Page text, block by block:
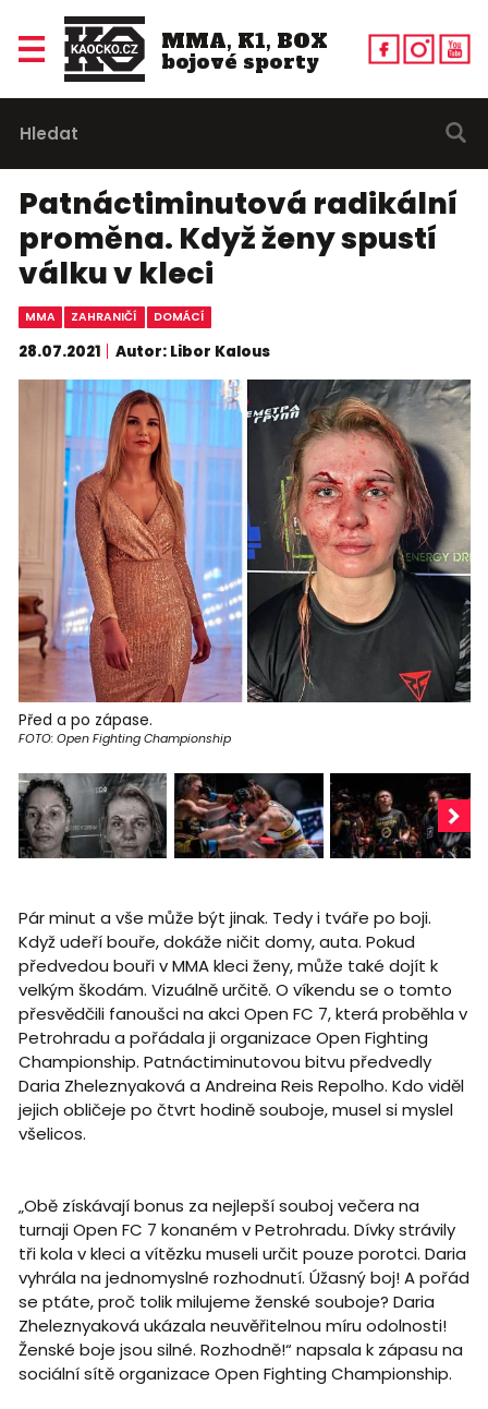
MMA, K1, BOX
bojové sporty
Patnáctiminutová radikální
proměna. Když ženy spustí
válku v kleci
MMA ZAHRANIČÍ DOMÁCÍ
28.07.2021 Autor: Libor Kalous
Před a po zápase.
FOTO: Open Fighting Championship
Pár minut a vše může být jinak. Tedy i tváře po boji.
Když udeří bouře, dokáže ničit domy, auta. Pokud
předvedou bouři v MMA kleci ženy, může také dojít k
velkým škodám. Vizuálně určitě. O víkendu se o tomto
přesvědčili fanoušci na akci Open FC 7, která proběhla v
Petrohradu a pořádala ji organizace Open Fighting
Championship. Patnáctiminutovou bitvu předvedly
Daria Zheleznyaková a Andreina Reis Repolho. Kdo viděl
jejich obličeje po čtvrt hodině souboje, musel si myslel
všelicos.
„Obě získávají bonus za nejlepší souboj večera na
turnaji Open FC 7 konaném v Petrohradu. Dívky strávily
tři kola v kleci a vítězku museli určit pouze porotci. Daria
vyhrála na jednomyslné rozhodnutí. Úžasný boj! A pořád
se ptáte, proč tolik milujeme ženské souboje? Daria
Zheleznyaková ukázala neuvěřitelnou míru odolnosti!
Ženské boje jsou silné. Rozhodně!“ napsala k zápasu na
sociální sítě organizace Open Fighting Championship.